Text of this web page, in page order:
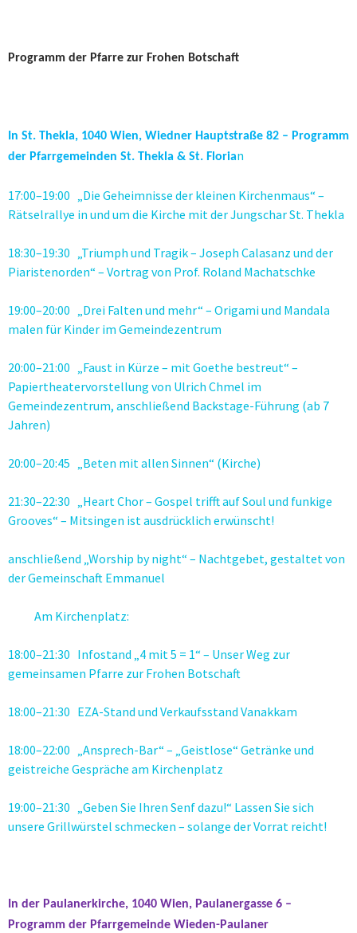
Programm der Pfarre zur Frohen Botschaft
In St. Thekla, 1040 Wien, Wiedner Hauptstraße 82 – Programm
der Pfarrgemeinden St. Thekla & St. Florian
17:00–19:00 „Die Geheimnisse der kleinen Kirchenmaus“ –
Rätselrallye in und um die Kirche mit der Jungschar St. Thekla
18:30–19:30 „Triumph und Tragik – Joseph Calasanz und der
Piaristenorden“ – Vortrag von Prof. Roland Machatschke
19:00–20:00 „Drei Falten und mehr“ – Origami und Mandala
malen für Kinder im Gemeindezentrum
20:00–21:00 „Faust in Kürze – mit Goethe bestreut“ –
Papiertheatervorstellung von Ulrich Chmel im
Gemeindezentrum, anschließend Backstage-Führung (ab 7
Jahren)
20:00–20:45 „Beten mit allen Sinnen“ (Kirche)
21:30–22:30 „Heart Chor – Gospel trifft auf Soul und funkige
Grooves“ – Mitsingen ist ausdrücklich erwünscht!
anschließend „Worship by night“ – Nachtgebet, gestaltet von
der Gemeinschaft Emmanuel
Am Kirchenplatz:
18:00–21:30 Infostand „4 mit 5 = 1“ – Unser Weg zur
gemeinsamen Pfarre zur Frohen Botschaft
18:00–21:30 EZA-Stand und Verkaufsstand Vanakkam
18:00–22:00 „Ansprech-Bar“ – „Geistlose“ Getränke und
geistreiche Gespräche am Kirchenplatz
19:00–21:30 „Geben Sie Ihren Senf dazu!“ Lassen Sie sich
unsere Grillwürstel schmecken – solange der Vorrat reicht!
In der Paulanerkirche, 1040 Wien, Paulanergasse 6 –
Programm der Pfarrgemeinde Wieden-Paulaner